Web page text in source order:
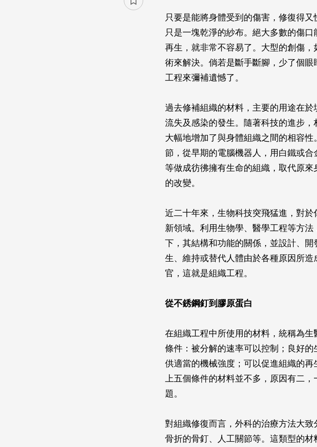
只要是能將身體受到的傷害，修復得
只是一塊乾淨的紗布。絕大多數的傷
再生，就非常不容易了。大型的創傷
術來解決。倘若是斷手斷腳，少了個
工程來彌補遺憾了。
過去修補組織的材料，主要的用途在
流失及感染的發生。隨著科技的進步
大幅地增加了與身體組織之間的相容
節，從早期的電腦機器人，用白鐵或
等做成彷彿擁有生命的組織，取代原
的改變。
近二十年來，生物科技突飛猛進，對
新領域。利用生物學、醫學工程等方
下，其結構和功能的關係，並設計、
生、維持或替代人體由於各種原因所
官，這就是組織工程。
從不銹鋼釘到膠原蛋白
在組織工程中所使用的材料，統稱為
條件：被分解的速率可以控制；良好
供適當的機械強度；可以促進組織的
上五個條件的材料並不多，原因有二
題。
對組織修復而言，外科的治療方法大
骨折的骨釘、人工關節等。這類型的